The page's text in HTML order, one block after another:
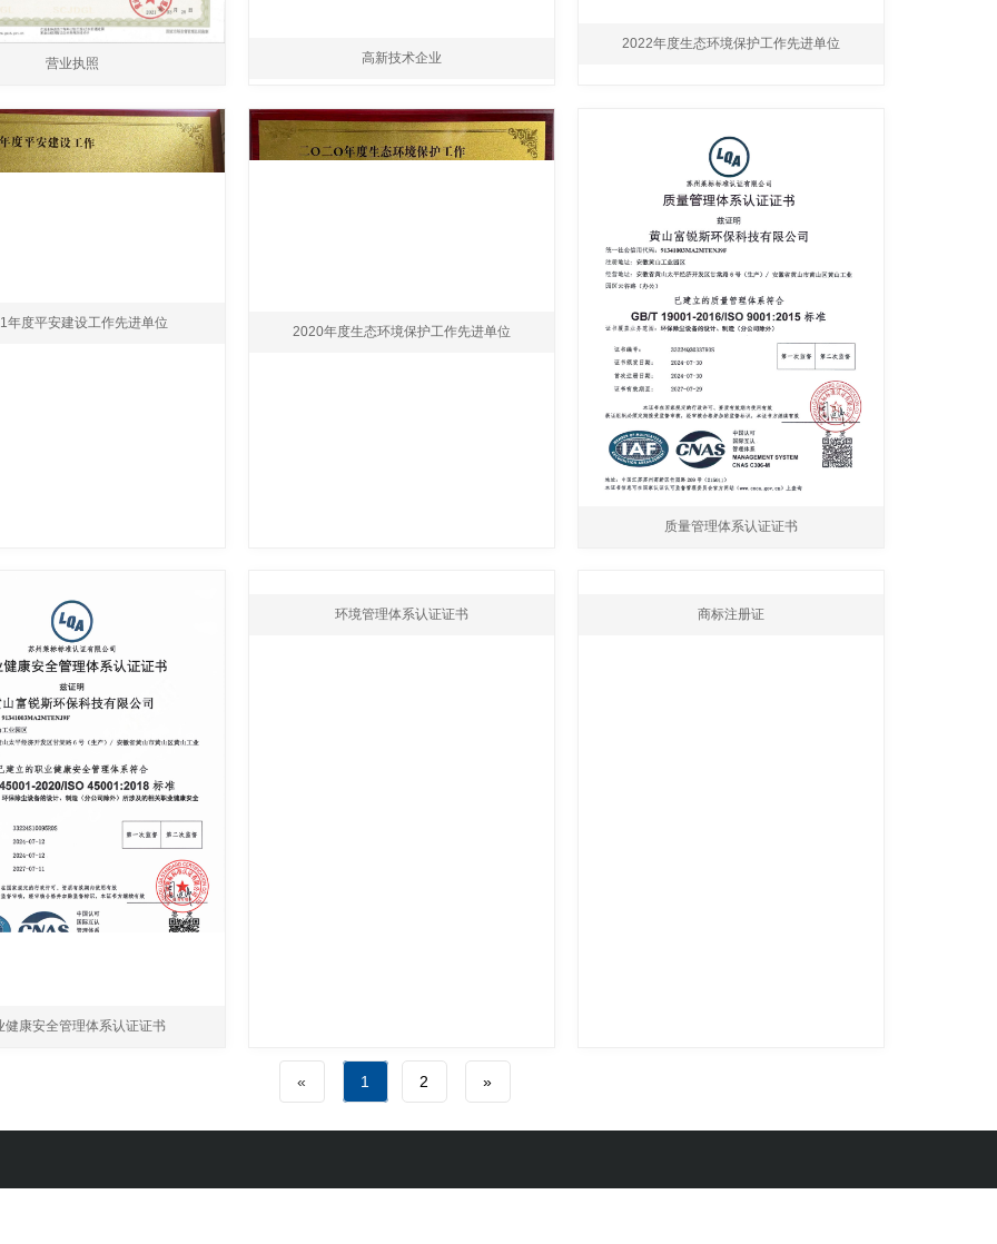
营业执照 高新技术企业
2022年度生态环境保护工作先进单位
年度平安建设工作先进单位
2020年度生态环境保护工作先进单位
质量管理体系认证证书
健康安全管理体系认证证书
环境管理体系认证证书 商标注册证
« 1 2 »